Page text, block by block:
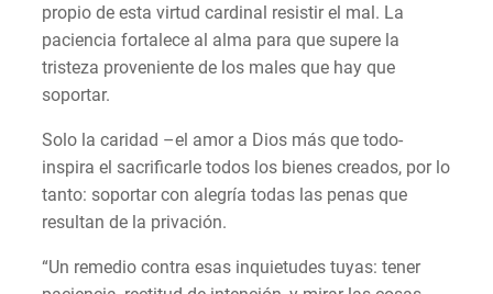
propio de esta virtud cardinal resistir el mal. La
paciencia fortalece al alma para que supere la
tristeza proveniente de los males que hay que
soportar.
Solo la caridad –el amor a Dios más que todo-
inspira el sacrificarle todos los bienes creados, por lo
tanto: soportar con alegría todas las penas que
resultan de la privación.
“Un remedio contra esas inquietudes tuyas: tener